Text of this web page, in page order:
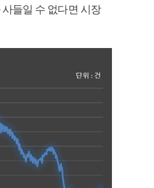
들일 수 없다면 시장